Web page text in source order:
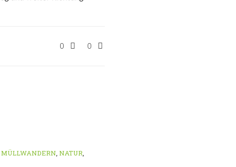
0 0
MÜLLWANDERN, NATUR,